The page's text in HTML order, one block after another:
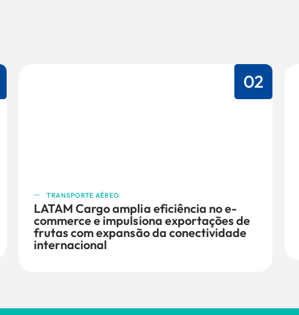
02
TRANSPORTE AÉREO
LATAM Cargo amplia eficiência no e-
commerce e impulsiona exportações de
frutas com expansão da conectividade
internacional